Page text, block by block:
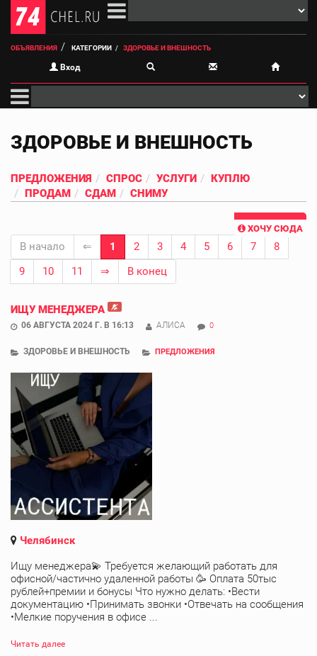
ОБЪЯВЛЕНИЯ КАТЕГОРИИ ЗДОРОВЬЕ И ВНЕШНОСТЬ
Вход
ЗДОРОВЬЕ И ВНЕШНОСТЬ
ПРЕДЛОЖЕНИЯ СПРОС УСЛУГИ
КУПЛЮ
ПРОДАМ
СДАМ СНИМУ
ХОЧУ СЮДА
В начало ⇐ 1 2 3 4 5 6 7
8
9
10 11 ⇒ В конец
ИЩУ МЕНЕДЖЕРА
06 АВГУСТА 2024 Г. В 16:13 АЛИСА 0
ЗДОРОВЬЕ И ВНЕШНОСТЬ ПРЕДЛОЖЕНИЯ
Челябинск
Ищу менеджера💫 Требуется желающий работать для
офисной/частично удаленной работы 🥳 Оплата 50тыс
рублей+премии и бонусы Что нужно делать: •Вести
документацию •Принимать звонки •Отвечать на сообщения
•Мелкие поручения в офисе ...
Читать далее